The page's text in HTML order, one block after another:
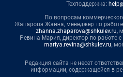
Техподдержка:
По вопросам
Жапарова Жанна, менеджер по
zhanna.zhaparova@shkulev.ru,
Ревина Мария, директор по работе
mariya.revina@shkulev.ru,
Редакция сайта не несет
информации, содержащейся в